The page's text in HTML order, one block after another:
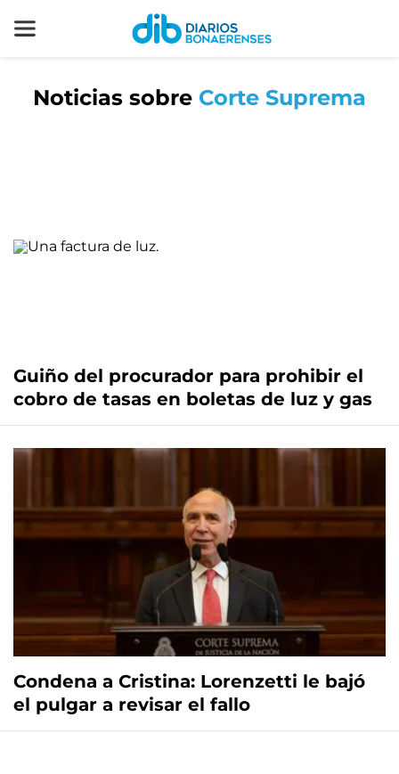
Noticias sobre Corte Suprema
Guiño del procurador para prohibir el
cobro de tasas en boletas de luz y gas
Condena a Cristina: Lorenzetti le bajó
el pulgar a revisar el fallo